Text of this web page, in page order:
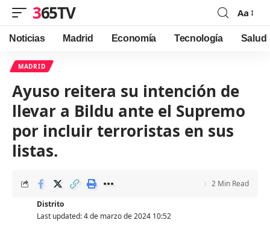
365TV
Font
Resizer
Aa
Noticias Madrid Economía Tecnología Salud
MADRID
Ayuso reitera su intención de
llevar a Bildu ante el Supremo
por incluir terroristas en sus
listas.
Last updated: 4 de marzo de 2024 10:52
Distrito
2 Min Read